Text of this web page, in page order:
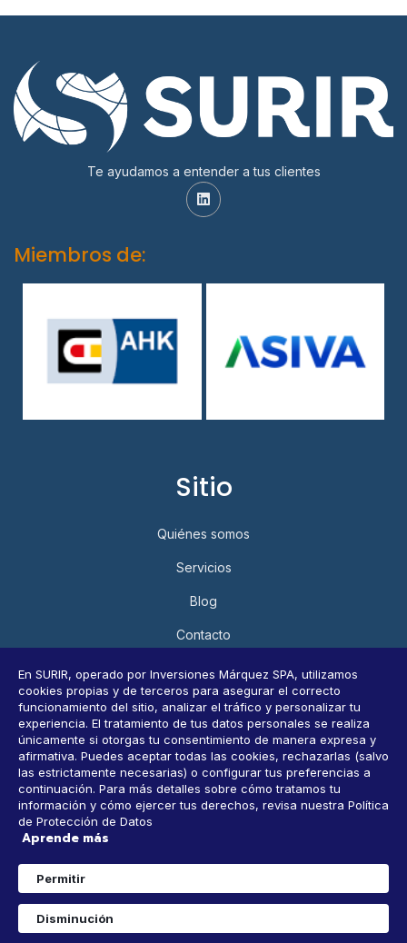
En SURIR, operado por Inversiones Márquez SPA, utilizamos
cookies propias y de terceros para asegurar el correcto
funcionamiento del sitio, analizar el tráfico y personalizar tu
experiencia. El tratamiento de tus datos personales se realiza
únicamente si otorgas tu consentimiento de manera expresa y
afirmativa. Puedes aceptar todas las cookies, rechazarlas (salvo
las estrictamente necesarias) o configurar tus preferencias a
continuación. Para más detalles sobre cómo tratamos tu
información y cómo ejercer tus derechos, revisa nuestra Política
de Protección de Datos
Aprende más
Permitir
Disminución
Te ayudamos a entender a tus clientes
Miembros de:
Sitio
Quiénes somos
Servicios
Blog
Contacto
Política de Privacidad y Protección de Datos Personales
Consultar datos personales
Horarios
9 AM-6 PM, Lunes a Viernes
Copyright © 2025. Todos los derechos reservados.